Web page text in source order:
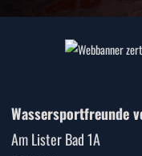
Wassersportfreunde
Am Lister Bad 1A